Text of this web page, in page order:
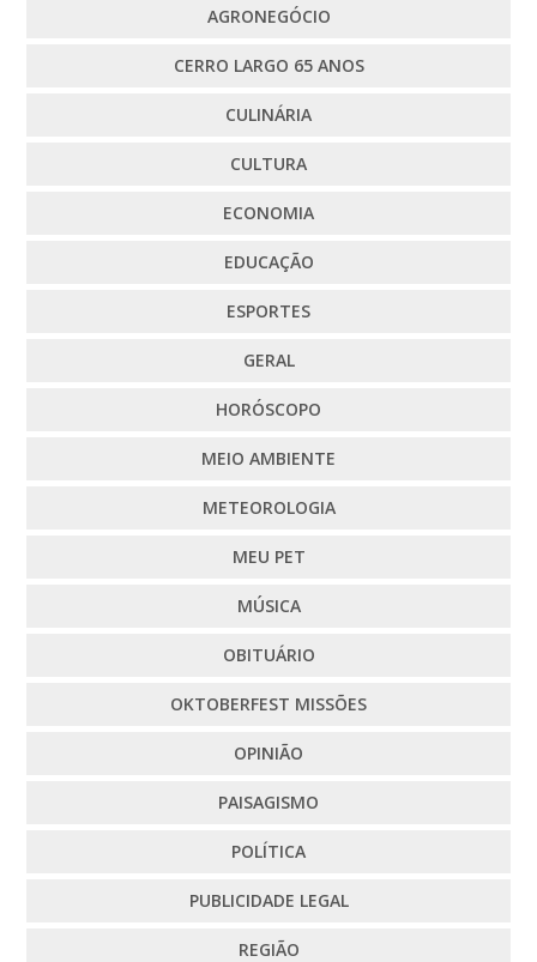
AGRONEGÓCIO
CERRO LARGO 65 ANOS
CULINÁRIA
CULTURA
ECONOMIA
EDUCAÇÃO
ESPORTES
GERAL
HORÓSCOPO
MEIO AMBIENTE
METEOROLOGIA
MEU PET
MÚSICA
OBITUÁRIO
OKTOBERFEST MISSÕES
OPINIÃO
PAISAGISMO
POLÍTICA
PUBLICIDADE LEGAL
REGIÃO